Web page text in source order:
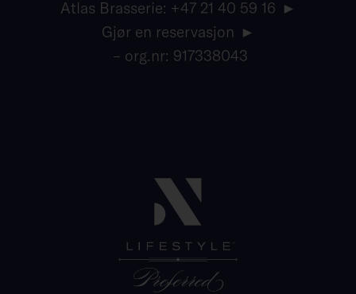
Atlas Brasserie: +47 21 40 59 16
Gjør en reservasjon
– org.nr: 917338043